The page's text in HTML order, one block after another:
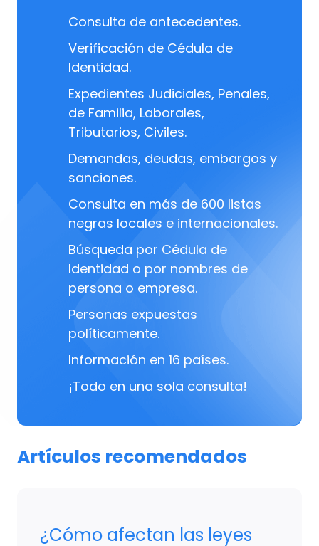
Consulta de antecedentes.
Verificación de Cédula de
Identidad.
Expedientes Judiciales, Penales,
de Familia, Laborales,
Tributarios, Civiles.
Demandas, deudas, embargos y
sanciones.
Consulta en más de 600 listas
negras locales e internacionales.
Búsqueda por Cédula de
Identidad o por nombres de
persona o empresa.
Personas expuestas
políticamente.
Información en 16 países.
¡Todo en una sola consulta!
Artículos recomendados
¿Cómo afectan las leyes